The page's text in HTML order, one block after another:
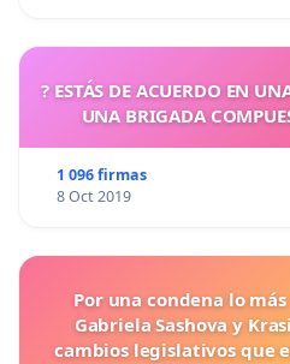
? ESTÁS DE ACUERDO EN
UNA BRIGADA
1 096 firmas
8 Oct 2019
Por una condena lo
Gabriela Sashova y
cambios legislativos que